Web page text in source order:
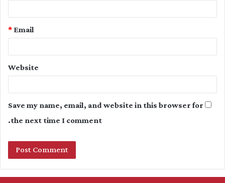
Email
*
Website
Save my name, email, and website in this browser for
the next time I comment.